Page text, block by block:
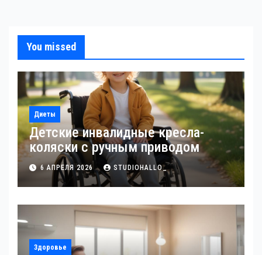
You missed
Диеты
Детские инвалидные кресла-
коляски с ручным приводом
6 АПРЕЛЯ 2026 STUDIOHALLO_
Здоровье